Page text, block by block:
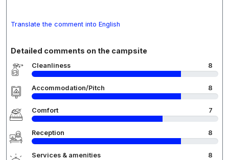
Translate the comment into English
Detailed comments on the campsite
Cleanliness 8
Accommodation/Pitch 8
Comfort 7
Reception 8
Services & amenities 8